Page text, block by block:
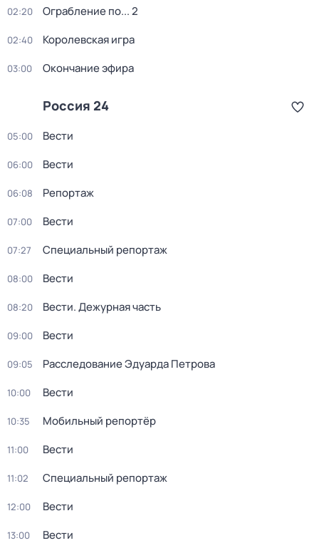
02:20 Ограбление по... 2
02:40 Королевская игра
03:00 Окончание эфира
Россия 24
05:00 Вести
06:00 Вести
06:08 Репортаж
07:00 Вести
07:27 Специальный репортаж
08:00 Вести
08:20 Вести. Дежурная часть
09:00 Вести
09:05 Расследование Эдуарда Петрова
10:00 Вести
10:35 Мобильный репортёр
11:00 Вести
11:02 Специальный репортаж
12:00 Вести
13:00 Вести